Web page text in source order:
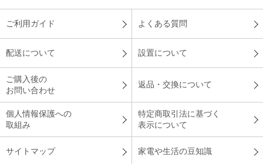
ご利用ガイド よくある質問
配送について 設置について
ご購入後の
お問い合わせ
返品・交換について
個人情報保護への
取組み
特定商取引法に基づく
表示について
サイトマップ 家電や生活の豆知識